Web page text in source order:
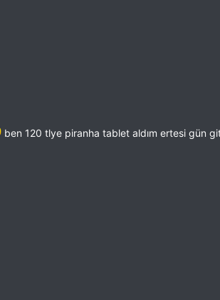
ben 120 tlye piranha tablet aldım ertesi gün